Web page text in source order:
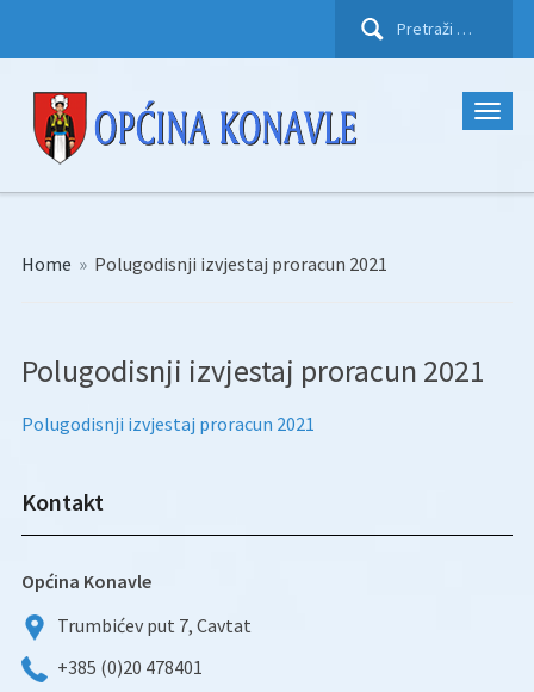
Pretraži:
Home » Polugodisnji izvjestaj proracun 2021
Polugodisnji izvjestaj proracun 2021
Polugodisnji izvjestaj proracun 2021
Kontakt
Općina Konavle
Trumbićev put 7, Cavtat
+385 (0)20 478401